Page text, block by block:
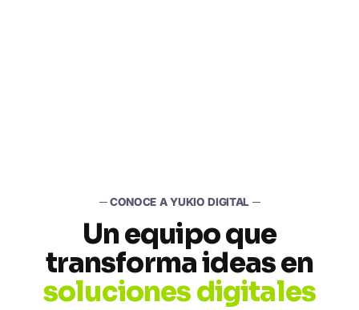
─ CONOCE A YUKIO DIGITAL ─
Un equipo que
transforma ideas en
soluciones digitales